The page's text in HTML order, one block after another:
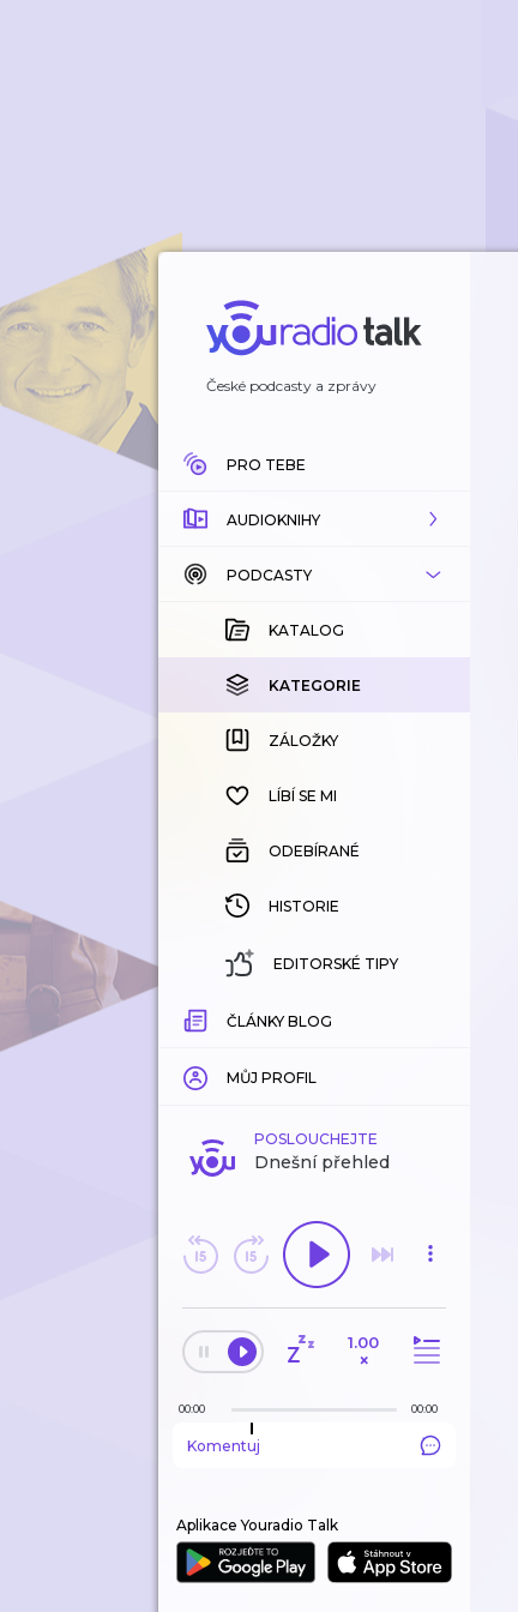
České podcasty a zprávy
PRO TEBE
AUDIOKNIHY
KATALOG
KOUPENÉ
KATEGORIE
ZÁLOŽKY
HISTORIE
PODCASTY
KATALOG
KATEGORIE
ZÁLOŽKY
LÍBÍ SE MI
ODEBÍRANÉ
HISTORIE
EDITORSKÉ TIPY
ČLÁNKY BLOG
MŮJ PROFIL
POSLOUCHEJTE
Dnešní přehled
1.00
×
00:00 00:00
Komentuj
Aplikace Youradio Talk